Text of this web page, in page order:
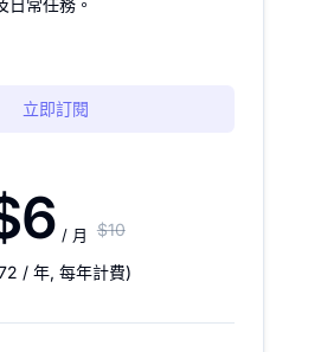
日常任務。
立即訂閱
/ 月 $10
/ 年, 每年計費)